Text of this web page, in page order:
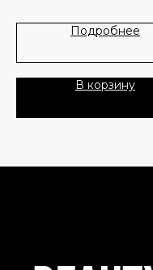
Подробнее
В корзину
Публичная Оферта